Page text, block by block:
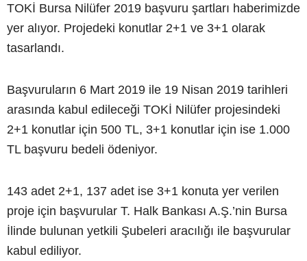
TOKİ Bursa Nilüfer 2019 başvuru şartları haberimizde
yer alıyor. Projedeki konutlar 2+1 ve 3+1 olarak
tasarlandı.
Başvuruların 6 Mart 2019 ile 19 Nisan 2019 tarihleri
arasında kabul edileceği TOKİ Nilüfer projesindeki
2+1 konutlar için 500 TL, 3+1 konutlar için ise 1.000
TL başvuru bedeli ödeniyor.
143 adet 2+1, 137 adet ise 3+1 konuta yer verilen
proje için başvurular T. Halk Bankası A.Ş.’nin Bursa
İlinde bulunan yetkili Şubeleri aracılığı ile başvurular
kabul ediliyor.